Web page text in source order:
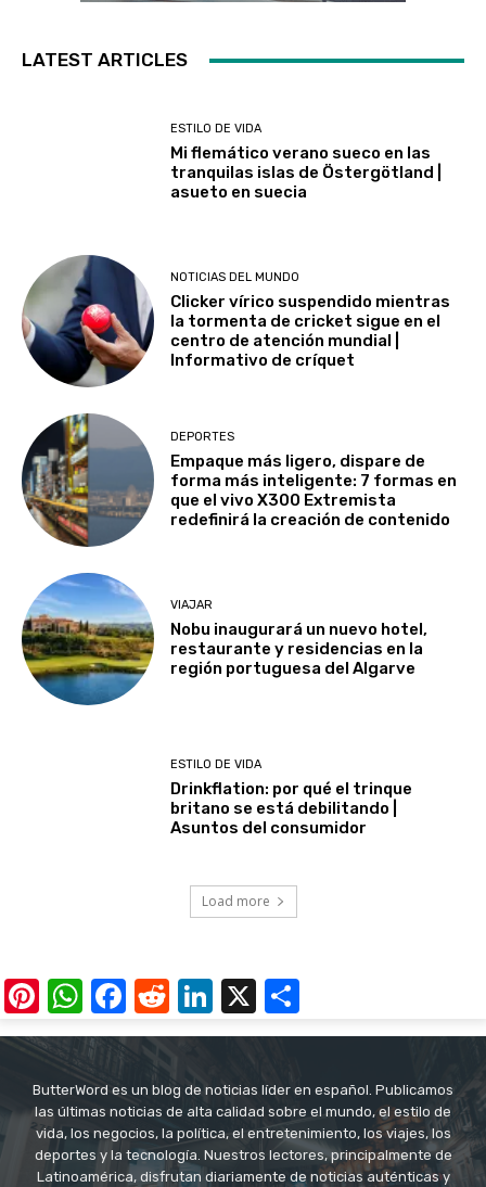
LATEST ARTICLES
ESTILO DE VIDA
Mi flemático verano sueco en las
tranquilas islas de Östergötland |
asueto en suecia
NOTICIAS DEL MUNDO
Clicker vírico suspendido mientras
la tormenta de cricket sigue en el
centro de atención mundial |
Informativo de críquet
DEPORTES
Empaque más ligero, dispare de
forma más inteligente: 7 formas en
que el vivo X300 Extremista
redefinirá la creación de contenido
VIAJAR
Nobu inaugurará un nuevo hotel,
restaurante y residencias en la
región portuguesa del Algarve
ESTILO DE VIDA
Drinkflation: por qué el trinque
britano se está debilitando |
Asuntos del consumidor
Load more
Pinterest
WhatsApp
Facebook
RedditLinkedIn
X
ButterWord es un blog de noticias líder en español. Publicamos
las últimas noticias de alta calidad sobre el mundo, el estilo de
vida, los negocios, la política, el entretenimiento, los viajes, los
deportes y la tecnología. Nuestros lectores, principalmente de
Latinoamérica, disfrutan diariamente de noticias auténticas y